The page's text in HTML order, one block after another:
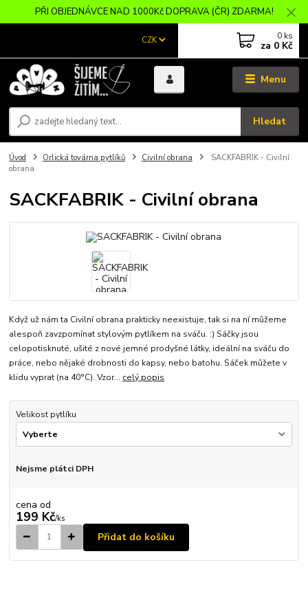
PŘI OBJEDNÁVCE NAD 1000Kč DOPRAVA (ČR) ZDARMA!
Menu
CZK
Hledat
0 ks
za 0 Kč
Úvod Orlická továrna pytlíků Civilní obrana
SACKFABRIK - Civilní
obrana
SACKFABRIK - Civilní obrana
Když už nám ta Civilní obrana prakticky neexistuje, tak si na ní můžeme
alespoň zavzpomínat stylovým pytlíkem na sváču. :) Sáčky jsou
celopotisknuté, ušité z nové jemné prodyšné látky, ideální na sváču do
práce, nebo nějaké drobnosti do kapsy, nebo batohu. Sáček můžete v
klidu vyprat (na 40°C). Vzor... celý popis
Velikost pytlíku
Nejsme plátci DPH
cena od
199 Kč/ks
Přidat do košíku